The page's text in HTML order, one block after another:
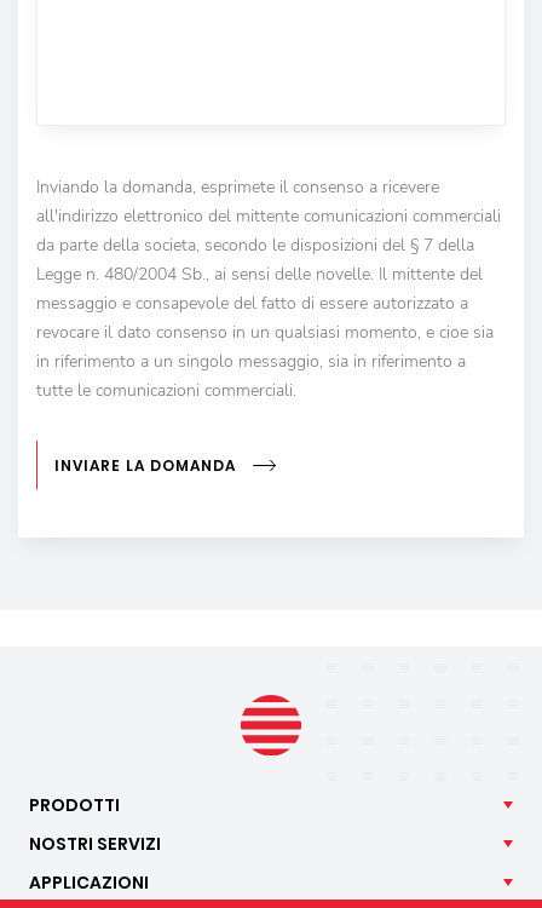
Inviando la domanda, esprimete il consenso a ricevere
all'indirizzo elettronico del mittente comunicazioni commerciali
da parte della societa, secondo le disposizioni del § 7 della
Legge n. 480/2004 Sb., ai sensi delle novelle. Il mittente del
messaggio e consapevole del fatto di essere autorizzato a
revocare il dato consenso in un qualsiasi momento, e cioe sia
in riferimento a un singolo messaggio, sia in riferimento a
tutte le comunicazioni commerciali.
INVIARE LA DOMANDA
PRODOTTI
NOSTRI SERVIZI
APPLICAZIONI